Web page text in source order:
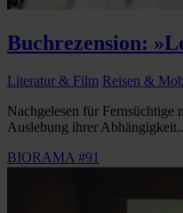
Buchrezension:
Literatur & Film Reisen &
Nachgelesen für Fernsüchtige
Auslebung ihrer
BIORAMA #91